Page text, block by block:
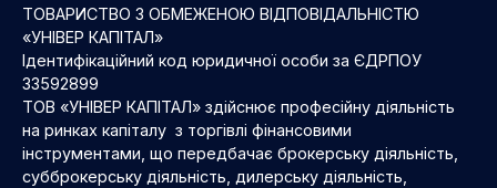
ТОВАРИСТВО З ОБМЕЖЕНОЮ ВІДПОВІДАЛЬНІСТЮ
«УНІВЕР КАПІТАЛ»
Ідентифікаційний код юридичної особи за ЄДРПОУ
33592899
ТОВ «УНІВЕР КАПІТАЛ» здійснює професійну діяльність
на ринках капіталу з торгівлі фінансовими
інструментами, що передбачає брокерську діяльність,
субброкерську діяльність, дилерську діяльність,